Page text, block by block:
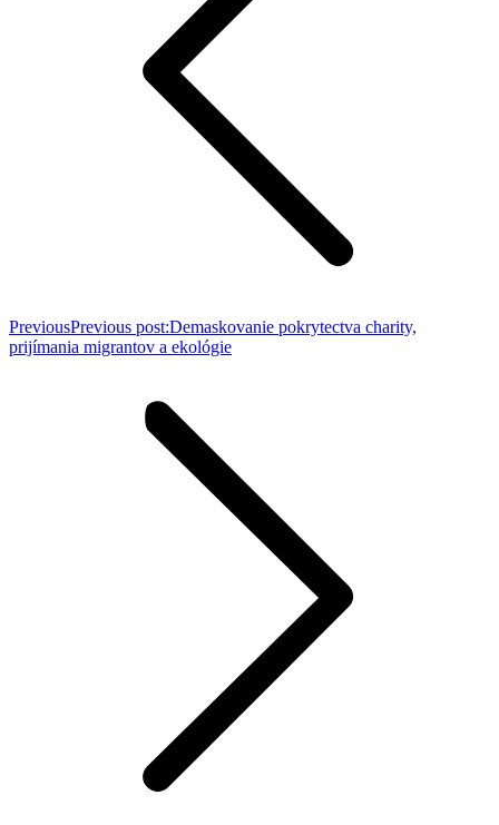
PreviousPrevious post:Demaskovanie pokrytectva charity,
prijímania migrantov a ekológie